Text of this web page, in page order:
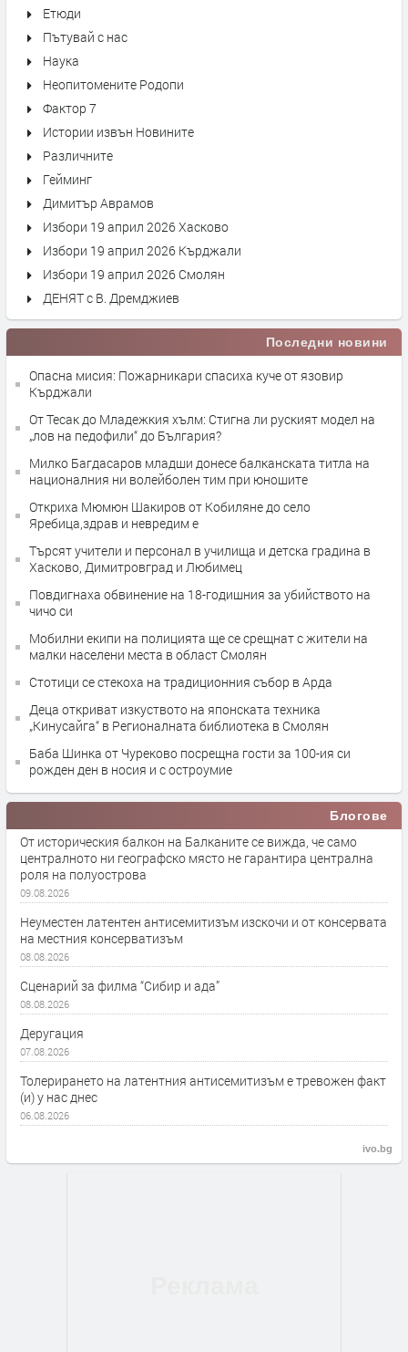
Етюди
Пътувай с нас
Наука
Неопитомените Родопи
Фактор 7
Истории извън Новините
Различните
Гейминг
Димитър Аврамов
Избори 19 април 2026 Хасково
Избори 19 април 2026 Кърджали
Избори 19 април 2026 Смолян
ДЕНЯТ с В. Дремджиев
Последни новини
Опасна мисия: Пожарникари спасиха куче от язовир
Кърджали
От Тесак до Младежкия хълм: Стигна ли руският модел на
„лов на педофили“ до България?
Милко Багдасаров младши донесе балканската титла на
националния ни волейболен тим при юношите
Откриха Мюмюн Шакиров от Кобиляне до село
Яребица,здрав и невредим е
Търсят учители и персонал в училища и детска градина в
Хасково, Димитровград и Любимец
Повдигнаха обвинение на 18-годишния за убийството на
чичо си
Мобилни екипи на полицията ще се срещнат с жители на
малки населени места в област Смолян
Стотици се стекоха на традиционния събор в Арда
Деца откриват изкуството на японската техника
„Кинусайга“ в Регионалната библиотека в Смолян
Баба Шинка от Чуреково посрещна гости за 100-ия си
рожден ден в носия и с остроумие
Блогове
От историческия балкон на Балканите се вижда, че само
централното ни географско място не гарантира централна
роля на полуострова
09.08.2026
Неуместен латентен антисемитизъм изскочи и от консервата
на местния консерватизъм
08.08.2026
Сценарий за филма “Сибир и ада”
08.08.2026
Деругация
07.08.2026
Толерирането на латентния антисемитизъм е тревожен факт
(и) у нас днес
06.08.2026
ivo.bg